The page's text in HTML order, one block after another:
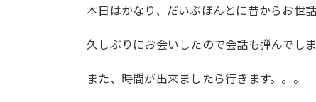
本日はかなり、だいぶほんとに昔からお世
久しぶりにお会いしたので会話も弾んでし
また、時間が出来ましたら行きます。。。